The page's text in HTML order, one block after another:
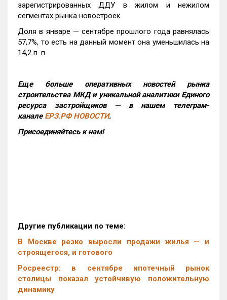
зарегистрированных ДДУ в жилом и нежилом
сегментах рынка новостроек.
Доля в январе — сентябре прошлого года равнялась
57,7%, то есть на данный момент она уменьшилась на
14,2 п. п.
Еще больше оперативных новостей рынка
строительства МКД и уникальной аналитики Единого
ресурса застройщиков — в нашем телеграм-
канале ЕРЗ.РФ НОВОСТИ.
Присоединяйтесь к нам!
Другие публикации по теме:
В Москве резко выросли продажи жилья — и
строящегося, и готового
Росреестр: в сентябре ипотечный рынок
столицы показал устойчивую положительную
динамику